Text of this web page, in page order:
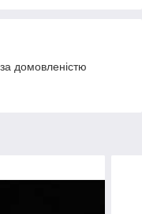
домовленістю